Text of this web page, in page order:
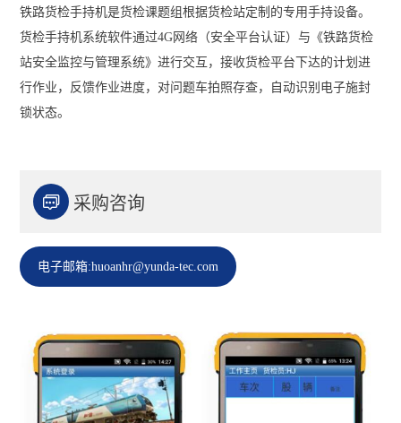
铁路货检手持机是货检课题组根据货检站定制的专用手持设备。
货检手持机系统软件通过4G网络（安全平台认证）与《铁路货检
站安全监控与管理系统》进行交互，接收货检平台下达的计划进
行作业，反馈作业进度，对问题车拍照存查，自动识别电子施封
锁状态。
 采购咨询
电子邮箱:huoanhr@yunda-tec.com